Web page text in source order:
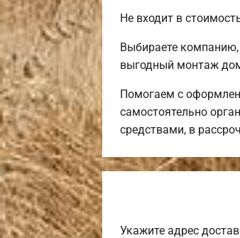
Не входит в
Выбираете
выгодный монтаж
Помогаем с
самостоятельно
средствами, в
Укажите адрес